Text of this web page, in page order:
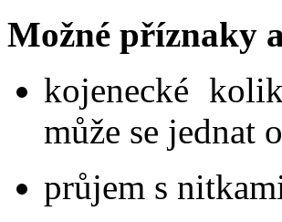
Možné příznaky
kojenecké
může se jednat
průjem s